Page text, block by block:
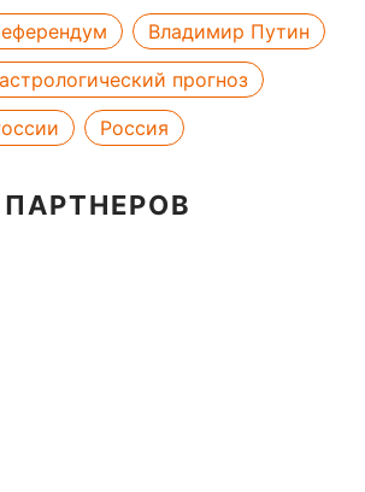
Владимир Путин
астрологический прогноз
Россия